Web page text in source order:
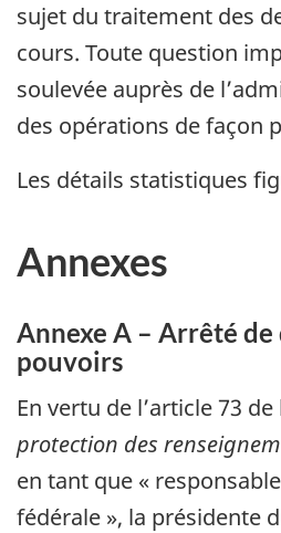
sujet du traitement des
cours. Toute question
soulevée auprès de
des opérations de façon
Les détails statistiques
Annexes
Annexe A – Arrêté
pouvoirs
En vertu de l’article 73 de
protection des
en tant que «
fédérale », la présidente